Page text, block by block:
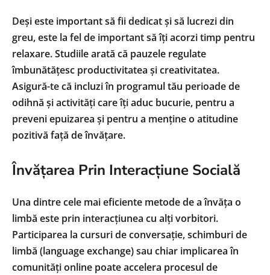
Deși este important să fii dedicat și să lucrezi din
greu, este la fel de important să îți acorzi timp pentru
relaxare. Studiile arată că pauzele regulate
îmbunătățesc productivitatea și creativitatea.
Asigură-te că incluzi în programul tău perioade de
odihnă și activități care îți aduc bucurie, pentru a
preveni epuizarea și pentru a menține o atitudine
pozitivă față de învățare.
Învățarea Prin Interacțiune Socială
Una dintre cele mai eficiente metode de a învăța o
limbă este prin interacțiunea cu alți vorbitori.
Participarea la cursuri de conversație, schimburi de
limbă (language exchange) sau chiar implicarea în
comunități online poate accelera procesul de